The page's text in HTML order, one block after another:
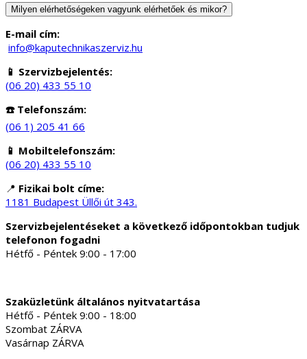
Milyen elérhetőségeken vagyunk elérhetőek és mikor?
E-mail cím:
info@kaputechnikaszerviz.hu
📱 Szervizbejelentés:
(06 20) 433 55 10
☎️ Telefonszám:
(06 1) 205 41 66
📱 Mobiltelefonszám:
(06 20) 433 55 10
📍 Fizikai bolt címe:
1181 Budapest Üllői út 343.
Szervizbejelentéseket a következő időpontokban tudjuk
telefonon fogadni
Hétfő - Péntek 9:00 - 17:00
Szaküzletünk általános nyitvatartása
Hétfő - Péntek 9:00 - 18:00
Szombat ZÁRVA
Vasárnap ZÁRVA